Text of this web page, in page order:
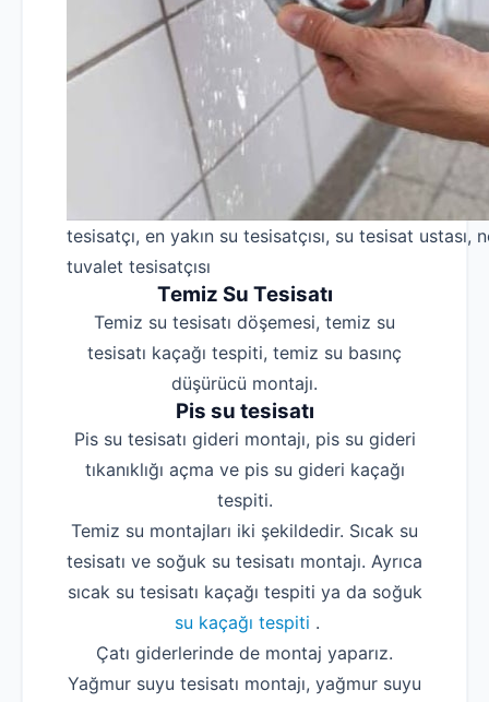
tesisatçı, en yakın su tesisatçısı, su tesisat
tuvalet tesisatçısı
Temiz Su Tesisatı
Temiz su tesisatı döşemesi, temiz su
tesisatı kaçağı tespiti, temiz su basınç
düşürücü montajı.
Pis su tesisatı
Pis su tesisatı gideri montajı, pis su gideri
tıkanıklığı açma ve pis su gideri kaçağı
tespiti.
Temiz su montajları iki şekildedir. Sıcak su
tesisatı ve soğuk su tesisatı montajı. Ayrıca
sıcak su tesisatı kaçağı tespiti ya da soğuk
su kaçağı tespiti .
Çatı giderlerinde de montaj yaparız.
Yağmur suyu tesisatı montajı, yağmur suyu